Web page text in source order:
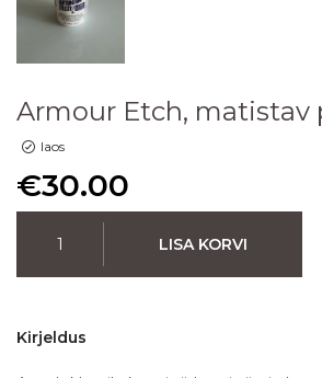
Armour Etch, matistav
laos
€30.00
LISA KORVI
Kirjeldus